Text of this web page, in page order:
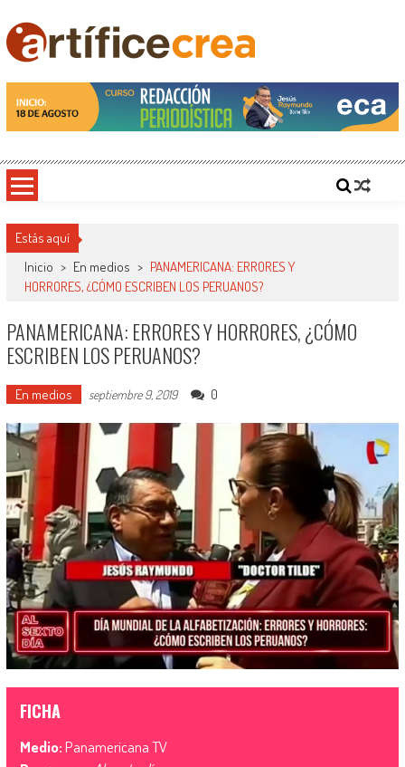
contenido
Artificecrea
Blog de Artífice Comunicadores, elaboramos contenidos periodísticos y editoriales en
diversos formatos, capacitamos en temas de comunicación y educación.
Estás aquí
Inicio > En medios > PANAMERICANA: ERRORES Y
HORRORES, ¿CÓMO ESCRIBEN LOS PERUANOS?
PANAMERICANA: ERRORES Y HORRORES, ¿CÓMO
ESCRIBEN LOS PERUANOS?
En medios septiembre 9, 2019 0
FICHA
Medio:Panamericana TV